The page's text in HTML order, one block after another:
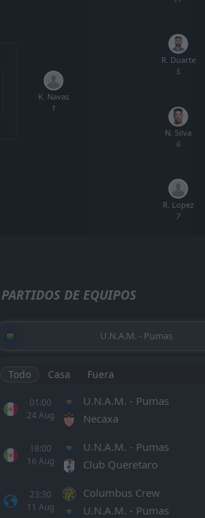
K. Navas
1
R. Lopez
7
N. Silva
6
R. Duarte
5
PARTIDOS DE EQUIPOS
U.N.A.M. - Pumas
Todo Casa Fuera
01:00
24Aug
U.N.A.M. - Pumas
Necaxa
18:00
16 Aug
U.N.A.M. - Pumas
Club Queretaro
23:30
11 Aug
Columbus Crew
U.N.A.M. - Pumas